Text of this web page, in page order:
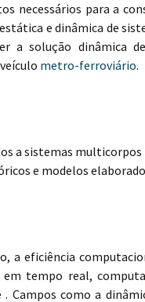
necessários para a
e dinâmica de
a solução dinâmica
metro-ferroviário.
a sistemas multicorpos
e modelos
a eficiência
tempo real,
como a